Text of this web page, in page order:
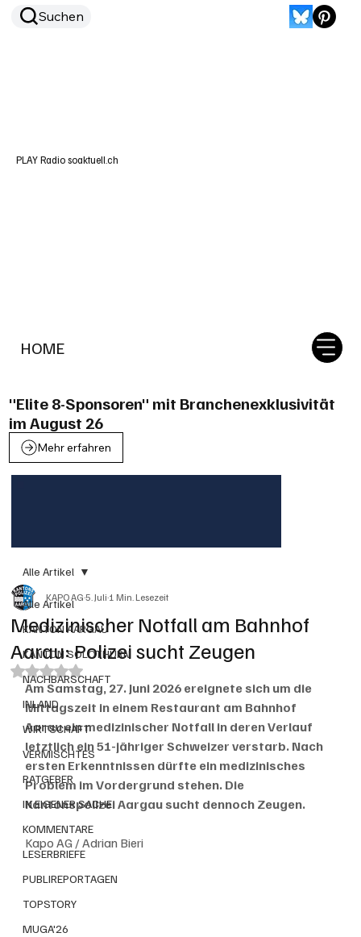
HOME
Suchen
PLAY Radio soaktuell.ch
"Elite 8-Sponsoren" mit Branchenexklusivität
im August 26
Mehr erfahren
Alle Artikel
KANTON AARGAU
KANTON SOLOTHURN
NACHBARSCHAFT
INLAND
WIRTSCHAFT
VERMISCHTES
RATGEBER
IN EIGENER SACHE
KOMMENTARE
LESERBRIEFE
PUBLIREPORTAGEN
TOPSTORY
MUGA'26
Alle Artikel
Medizinischer Notfall am Bahnhof
Aarau: Polizei sucht Zeugen
KAPO AG5. Juli1 Min. Lesezeit
Mit NaN von 5 Sternen bewertet.
Am Samstag, 27. Juni 2026 ereignete sich um die
Mittagszeit in einem Restaurant am Bahnhof
Aarau ein medizinischer Notfall in deren Verlauf
letztlich ein 51-jähriger Schweizer verstarb. Nach
ersten Erkenntnissen dürfte ein medizinisches
Problem im Vordergrund stehen. Die
Kantonspolizei Aargau sucht dennoch Zeugen.
Kapo AG / Adrian Bieri